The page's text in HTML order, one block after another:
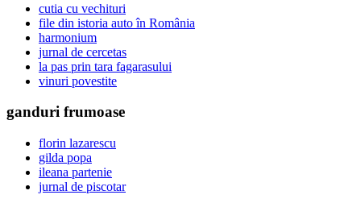
cutia cu vechituri
file din istoria auto în România
harmonium
jurnal de cercetas
la pas prin tara fagarasului
vinuri povestite
ganduri frumoase
florin lazarescu
gilda popa
ileana partenie
jurnal de piscotar